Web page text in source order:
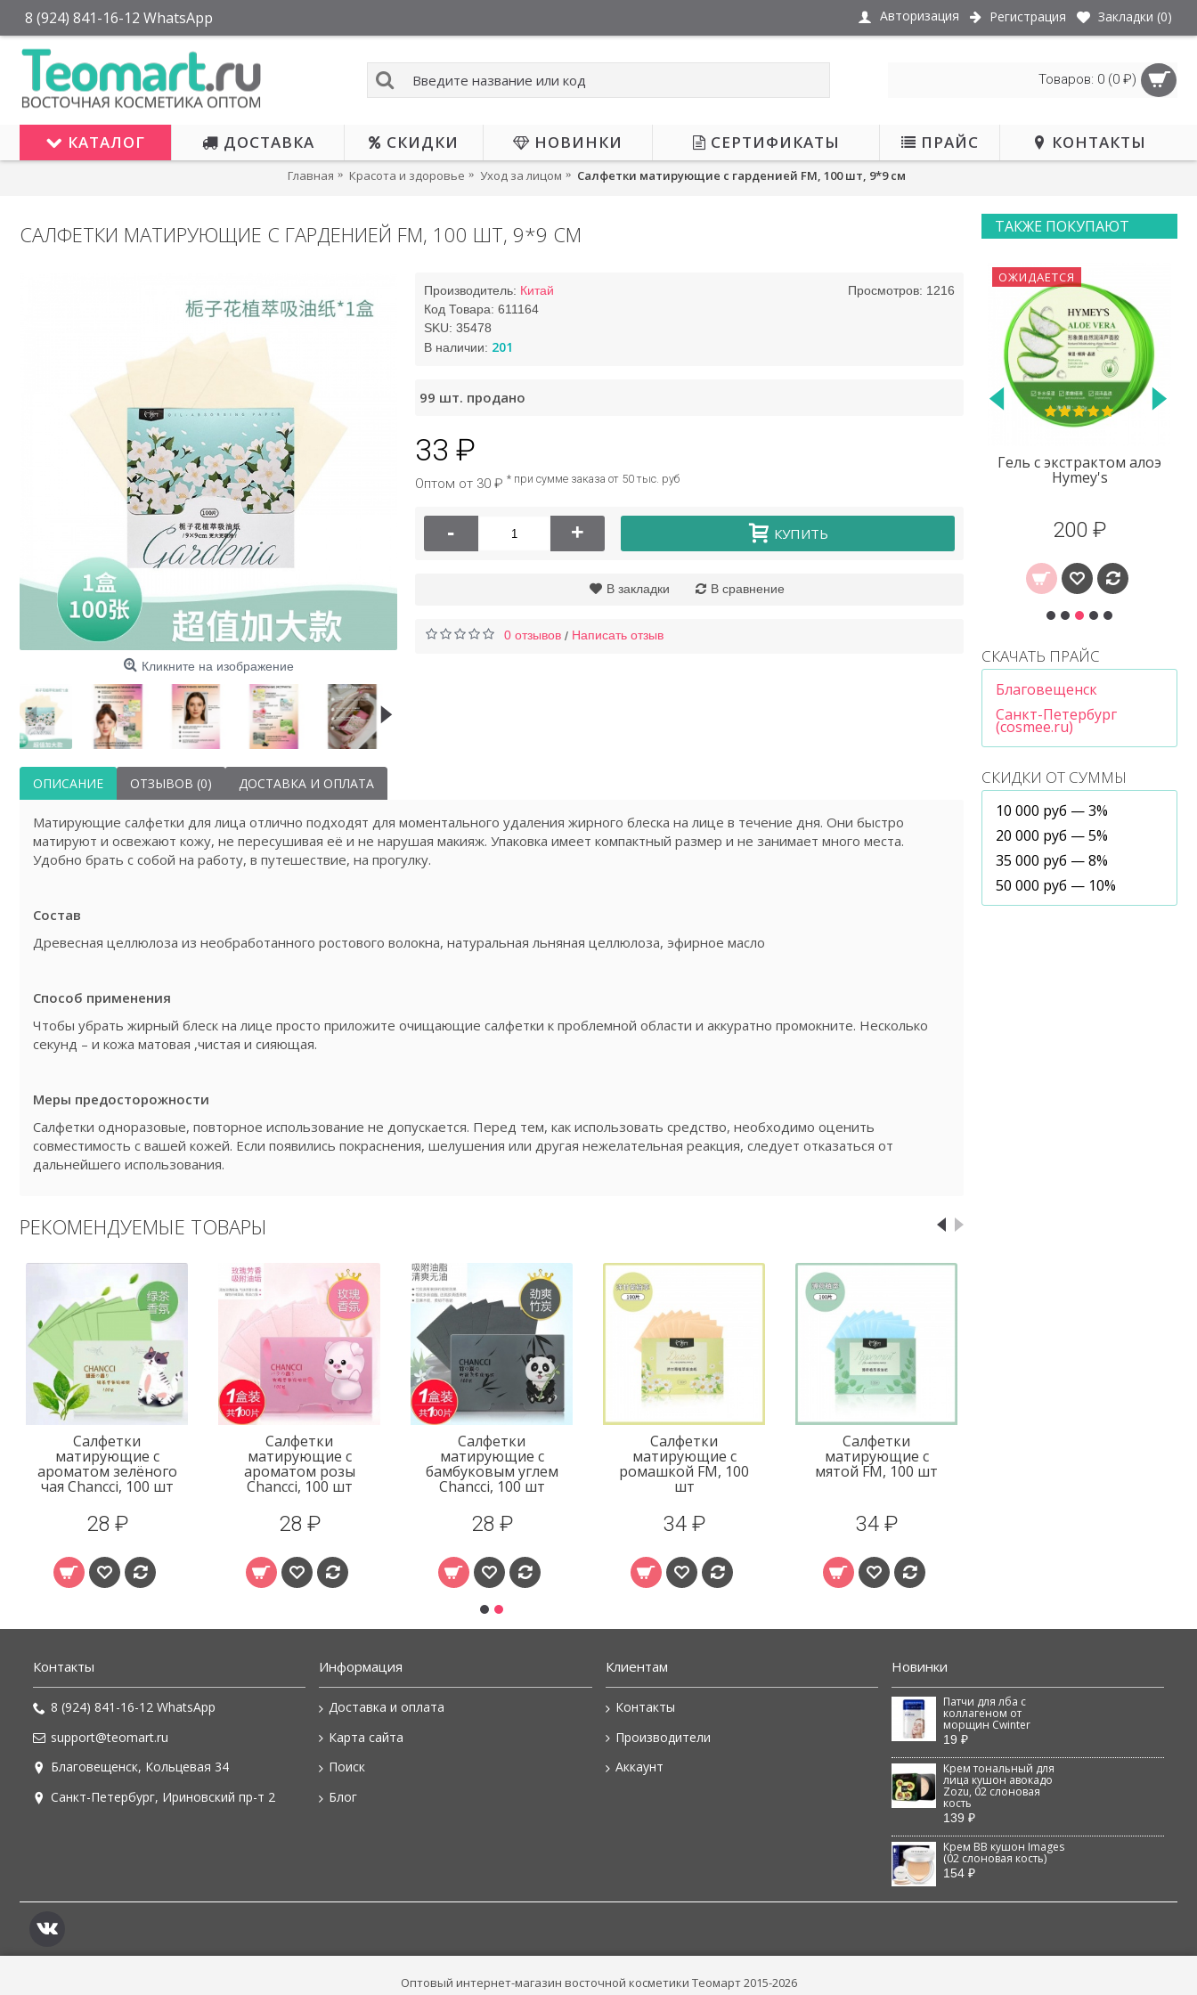
8 (924) 841-16-12 WhatsApp Авторизация Регистрация Закладки (0)
Товаров: 0 (0 ₽)
КАТАЛОГ ДОСТАВКА СКИДКИ НОВИНКИ СЕРТИФИКАТЫ ПРАЙС КОНТАКТЫ
Главная Красота и здоровье Уход за лицом Салфетки матирующие с гарденией FM, 100 шт, 9*9 см
ТАКЖЕ ПОКУПАЮТ
Пластырь для колена
обезболивающий из
полыни, 12шт
126 ₽
стирки белья в
ОЖИДАЕТСЯ
Пластины для стирки 40
шт Bioaqua
200 ₽
СКАЧАТЬ ПРАЙС
Благовещенск
Санкт-Петербург
(cosmee.ru)
СКИДКИ ОТ СУММЫ
10 000 руб — 3%
20 000 руб — 5%
35 000 руб — 8%
50 000 руб — 10%
САЛФЕТКИ МАТИРУЮЩИЕ С ГАРДЕНИЕЙ FM, 100 ШТ, 9*9 СМ
Кликните на изображение
Просмотров: 1216
Производитель: Китай
Код Товара: 611164
SKU: 35478
В наличии: 201
99 шт. продано
33 ₽
Оптом от 30 ₽ * при сумме заказа от 50 тыс. руб
- + КУПИТЬ
В закладки В сравнение
0 отзывов / Написать отзыв
ОПИСАНИЕ ОТЗЫВОВ (0) ДОСТАВКА И ОПЛАТА
Матирующие салфетки для лица отлично подходят для моментального удаления жирного блеска на лице в течение дня. Они быстро
матируют и освежают кожу, не пересушивая её и не нарушая макияж. Упаковка имеет компактный размер и не занимает много места.
Удобно брать с собой на работу, в путешествие, на прогулку.
Состав
Древесная целлюлоза из необработанного ростового волокна, натуральная льняная целлюлоза, эфирное масло
Способ применения
Чтобы убрать жирный блеск на лице просто приложите очищающие салфетки к проблемной области и аккуратно промокните. Несколько
секунд – и кожа матовая ,чистая и сияющая.
Меры предосторожности
Салфетки одноразовые, повторное использование не допускается. Перед тем, как использовать средство, необходимо оценить
совместимость с вашей кожей. Если появились покраснения, шелушения или другая нежелательная реакция, следует отказаться от
дальнейшего использования.
РЕКОМЕНДУЕМЫЕ ТОВАРЫ
Салфетки
матирующие с
ароматом зелёного
чая Chancci, 100 шт
28 ₽
Салфетки
матирующие с
ароматом розы
Chancci, 100 шт
28 ₽
Салфетки
матирующие с
бамбуковым углем
Chancci, 100 шт
28 ₽
Салфетки
матирующие с
ромашкой FM, 100
шт
34 ₽
Салфетки
матирующие с
мятой FM, 100 шт
34 ₽
Контакты
8 (924) 841-16-12 WhatsApp
support@teomart.ru
Благовещенск, Кольцевая 34
Санкт-Петербург, Ириновский пр-т 2
Информация
Доставка и оплата
Карта сайта
Поиск
Блог
Клиентам
Контакты
Производители
Аккаунт
Новинки
Патчи для лба с
коллагеном от
морщин Cwinter
19 ₽
Крем тональный для
лица кушон авокадо
Zozu, 02 слоновая
кость
139 ₽
Крем BB кушон Images
(02 слоновая кость)
154 ₽
Оптовый интернет-магазин восточной косметики Теомарт 2015-2026